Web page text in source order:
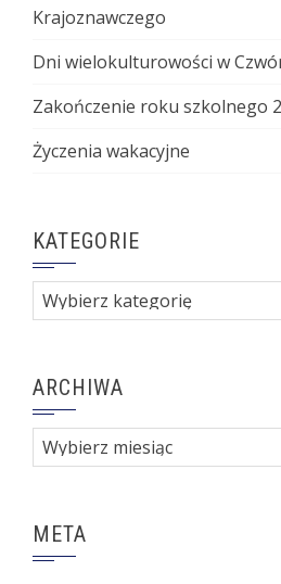
Krajoznawczego
Dni wielokulturowości w
Zakończenie roku szkolnego
Życzenia wakacyjne
KATEGORIE
Kategorie
ARCHIWA
Archiwa
META